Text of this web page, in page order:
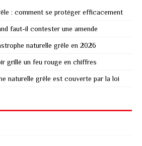
: comment se protéger efficacement
faut-il contester une amende
naturelle grêle en 2026
grillé un feu rouge en chiffres
naturelle grêle est couverte par la loi